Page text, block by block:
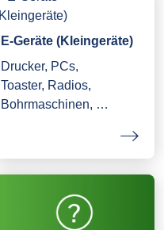
E-Geräte (Kleingeräte)
Drucker, PCs,
Toaster, Radios,
Bohrmaschinen, …